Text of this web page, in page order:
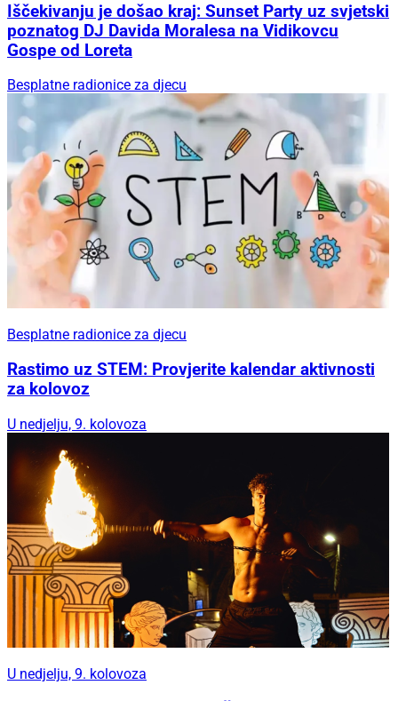
Iščekivanju je došao kraj: Sunset Party uz svjetski
poznatog DJ Davida Moralesa na Vidikovcu
Gospe od Loreta
Besplatne radionice za djecu
Besplatne radionice za djecu
Rastimo uz STEM: Provjerite kalendar aktivnosti
za kolovoz
U nedjelju, 9. kolovoza
U nedjelju, 9. kolovoza